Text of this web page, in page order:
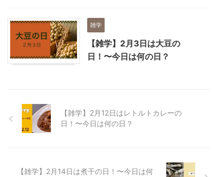
雑学
【雑学】2月3日は大豆の
日！〜今日は何の日？
【雑学】2月12日はレトルトカレーの
日！〜今日は何の日？
【雑学】2月14日は煮干の日！〜今日は何